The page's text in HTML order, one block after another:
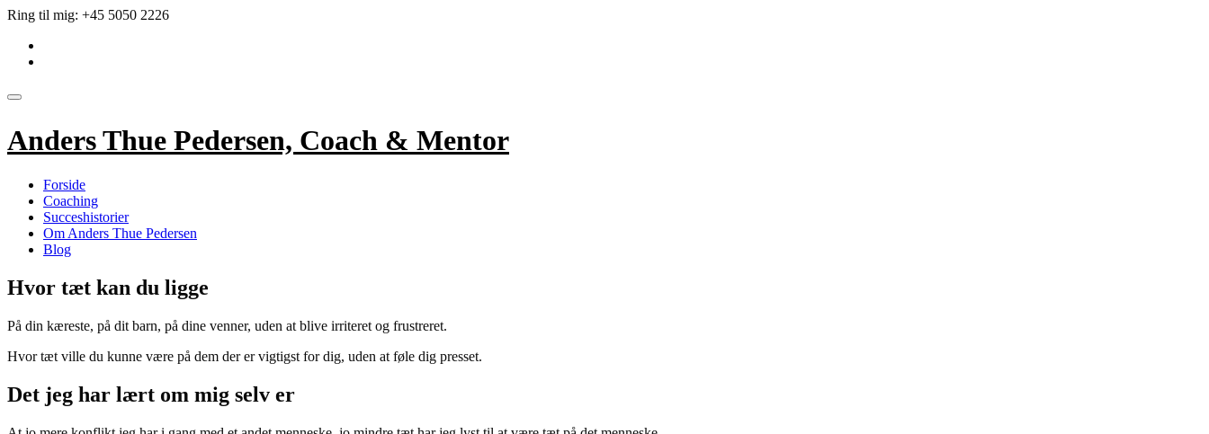
Videre
indhold
Ring til mig: +45 5050 2226
Skift
Anders Thue Pedersen, Coach & Mentor
Forside
Coaching
Succeshistorier
Om Anders Thue Pedersen
Blog
Hvor tæt kan du ligge
På din kæreste, på dit barn, på dine venner, uden at blive irriteret og frustreret.
Hvor tæt ville du kunne være på dem der er vigtigst for dig, uden at føle dig presset.
Det jeg har lært om mig selv er